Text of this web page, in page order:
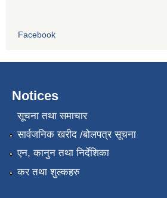
Facebook
Notices
सूचना तथा समाचार
सार्वजनिक खरीद /बोलपत्र सूचना
एन, कानुन तथा निर्देशिका
कर तथा शुल्कहरु